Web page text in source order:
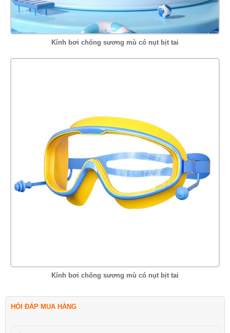
Kính bơi chống sương mù có nụt bịt tai
Kính bơi chống sương mù có nụt bịt tai
HỎI ĐÁP MUA HÀNG